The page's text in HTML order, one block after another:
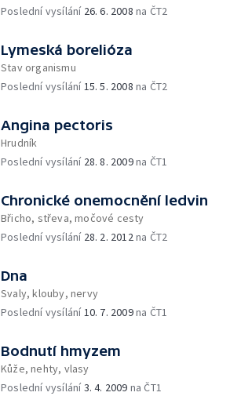
Poslední vysílání 26. 6. 2008 na ČT2
Lymeská borelióza
Stav organismu
Poslední vysílání15. 5. 2008 na ČT2
Angina pectoris
Hrudník
Poslední vysílání 28. 8. 2009na ČT1
Chronické onemocnění ledvin
Břicho, střeva, močové cesty
Poslední vysílání 28. 2. 2012na ČT2
Dna
Svaly, klouby, nervy
Poslední vysílání10. 7. 2009na ČT1
Bodnutí hmyzem
Kůže, nehty, vlasy
Poslední vysílání3. 4. 2009 na ČT1